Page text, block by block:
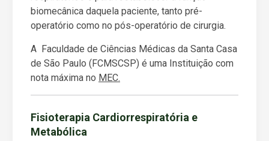
biomecânica daquela paciente, tanto pré-
operatório como no pós-operatório de cirurgia.
A Faculdade de Ciências Médicas da Santa Casa
de São Paulo (FCMSCSP) é uma Instituição com
nota máxima no MEC.
Fisioterapia Cardiorrespiratória e
Metabólica